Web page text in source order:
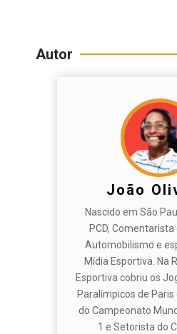
Autor
João
Nascido em São
PCD,
Automobilismo e
Mídia Esportiva. Na
Esportiva cobriu os
Paralímpicos de
do Campeonato
1 e Setorista do